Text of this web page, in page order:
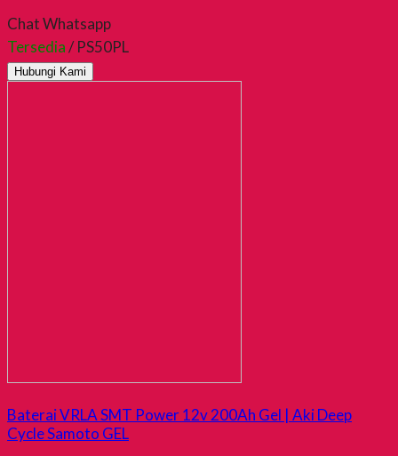
Chat Whatsapp
Tersedia/ PS50PL
Hubungi Kami
Baterai VRLA SMT Power 12v 200Ah Gel | Aki Deep
Cycle Samoto GEL